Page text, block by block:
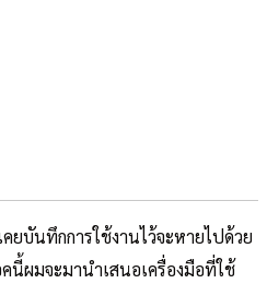
ยบันทึกการใช้งานไว้จะหายไปด้วย
นี้ผมจะมานำเสนอเครื่องมือที่ใช้